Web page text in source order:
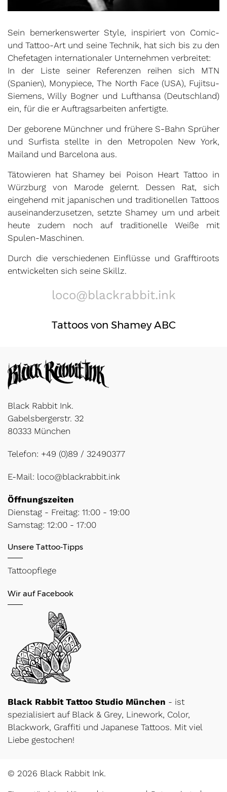
Sein bemerkenswerter Style, inspiriert von Comic-
und Tattoo-Art und seine Technik, hat sich bis zu den
Chefetagen internationaler Unternehmen verbreitet:
In der Liste seiner Referenzen reihen sich MTN
(Spanien), Monypiece, The North Face (USA), Fujitsu-
Siemens, Willy Bogner und Lufthansa (Deutschland)
ein, für die er Auftragsarbeiten anfertigte.
Der geborene Münchner und frühere S-Bahn Sprüher
und Surfista stellte in den Metropolen New York,
Mailand und Barcelona aus.
Tätowieren hat Shamey bei Poison Heart Tattoo in
Würzburg von Marode gelernt. Dessen Rat, sich
eingehend mit japanischen und traditionellen Tattoos
auseinanderzusetzen, setzte Shamey um und arbeit
heute zudem noch auf traditionelle Weiße mit
Spulen-Maschinen.
Durch die verschiedenen Einflüsse und Grafftiroots
entwickelten sich seine Skillz.
loco@blackrabbit.ink
Tattoos von Shamey ABC
Black Rabbit Ink.
Gabelsbergerstr. 32
80333 München
Telefon: +49 (0)89 / 32490377
E-Mail: loco@blackrabbit.ink
Öffnungszeiten
Dienstag - Freitag: 11:00 - 19:00
Samstag: 12:00 - 17:00
Unsere Tattoo-Tipps
Tattoopflege
Wir auf Facebook
Black Rabbit Tattoo Studio München - ist
spezialisiert auf Black & Grey, Linework, Color,
Blackwork, Graffiti und Japanese Tattoos. Mit viel
Liebe gestochen!
© 2026 Black Rabbit Ink.